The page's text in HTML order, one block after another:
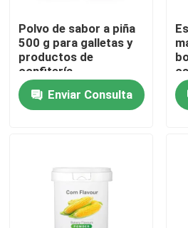
Hogar
Vídeos
Polvo de sabor a piña
500 g para galletas y
productos de
confitería
Enviar Consulta